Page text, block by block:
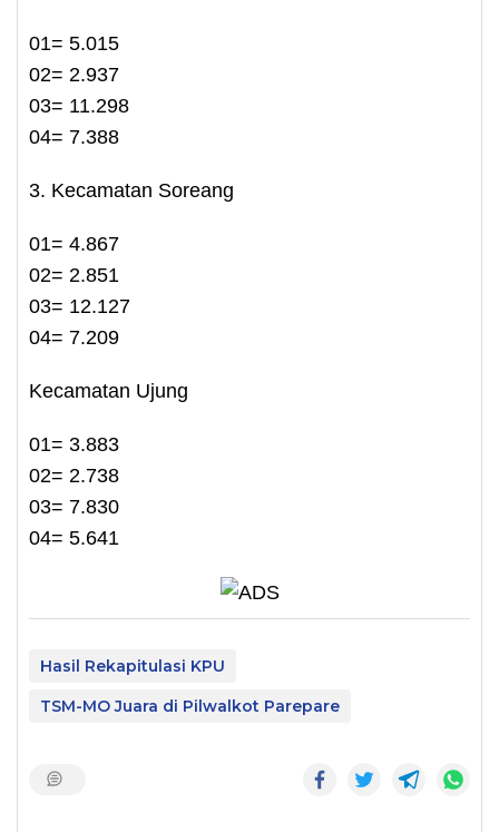
01= 5.015
02= 2.937
03= 11.298
04= 7.388
3. Kecamatan Soreang
01= 4.867
02= 2.851
03= 12.127
04= 7.209
Kecamatan Ujung
01= 3.883
02= 2.738
03= 7.830
04= 5.641
Hasil Rekapitulasi KPU
TSM-MO Juara di Pilwalkot Parepare